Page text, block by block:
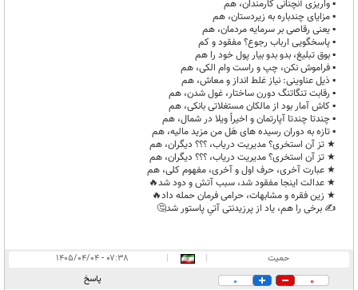
▪︎ واریزی آنچنانی کارمندان، هم
▪︎ مزایای چندباره به زیردستان، هم
▪︎ یعنی رقاصی بر سرمایه مردمان، هم
▪︎ پاسخگویی ارباب رجوع؟ مفقود و کم
▪︎ بوق تبلیغ، بدو بدو بیار پول خود را هم
▪︎ فراموش نکن، چپ و راست وام الکی، هم
▪︎ ذیل عناوینی: نیاز غلط انداز و معاش، هم
▪︎ رقابت تنگاتنگ دورن ساختار، غول شدن، هم
▪︎ کاش آمار بود از مالکان مستغلاتی بانکی، هم
▪︎ چندتا چندتا آپارتمان و اخیراً ویلا در شمال، هم
▪︎ تازه به دوران رسیده های هَل من مزید مالیه، هم
★ تز آن استخری؟ مدیریت دریاب، ؟؟؟ دیگران، هم
★ تز آن استخری؟ مدیریت دریاب، ؟؟؟ دیگران، هم
★ عبارت آخری، حرف اول و آخری، مفهوم کلی، هم
★ عدالت اینجا مفقود شد، سبب آتش و دود شد🔥
★ زین فقره و مشابهات، حرامی فرمان حمله داد🔥
✍️ برخی را هم، یاد از پرزیدنتی آتیِ پاستور شد🤔
حمیت |
|
۰۷:۳۸ - ۱۴۰۵/۰۴/۰۴
0
0 پاسخ